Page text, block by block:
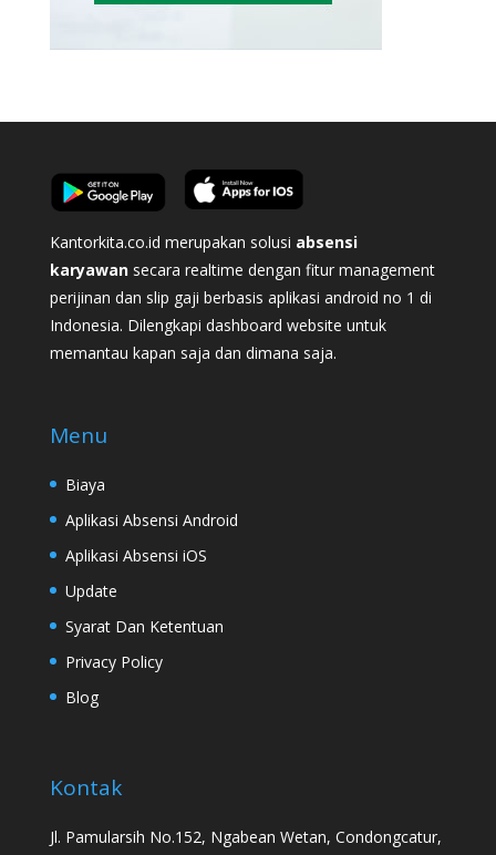
Kantorkita.co.id merupakan solusi absensi
karyawan secara realtime dengan fitur management
perijinan dan slip gaji berbasis aplikasi android no 1 di
Indonesia. Dilengkapi dashboard website untuk
memantau kapan saja dan dimana saja.
Menu
Biaya
Aplikasi Absensi Android
Aplikasi Absensi iOS
Update
Syarat Dan Ketentuan
Privacy Policy
Blog
Kontak
Jl. Pamularsih No.152, Ngabean Wetan, Condongcatur,